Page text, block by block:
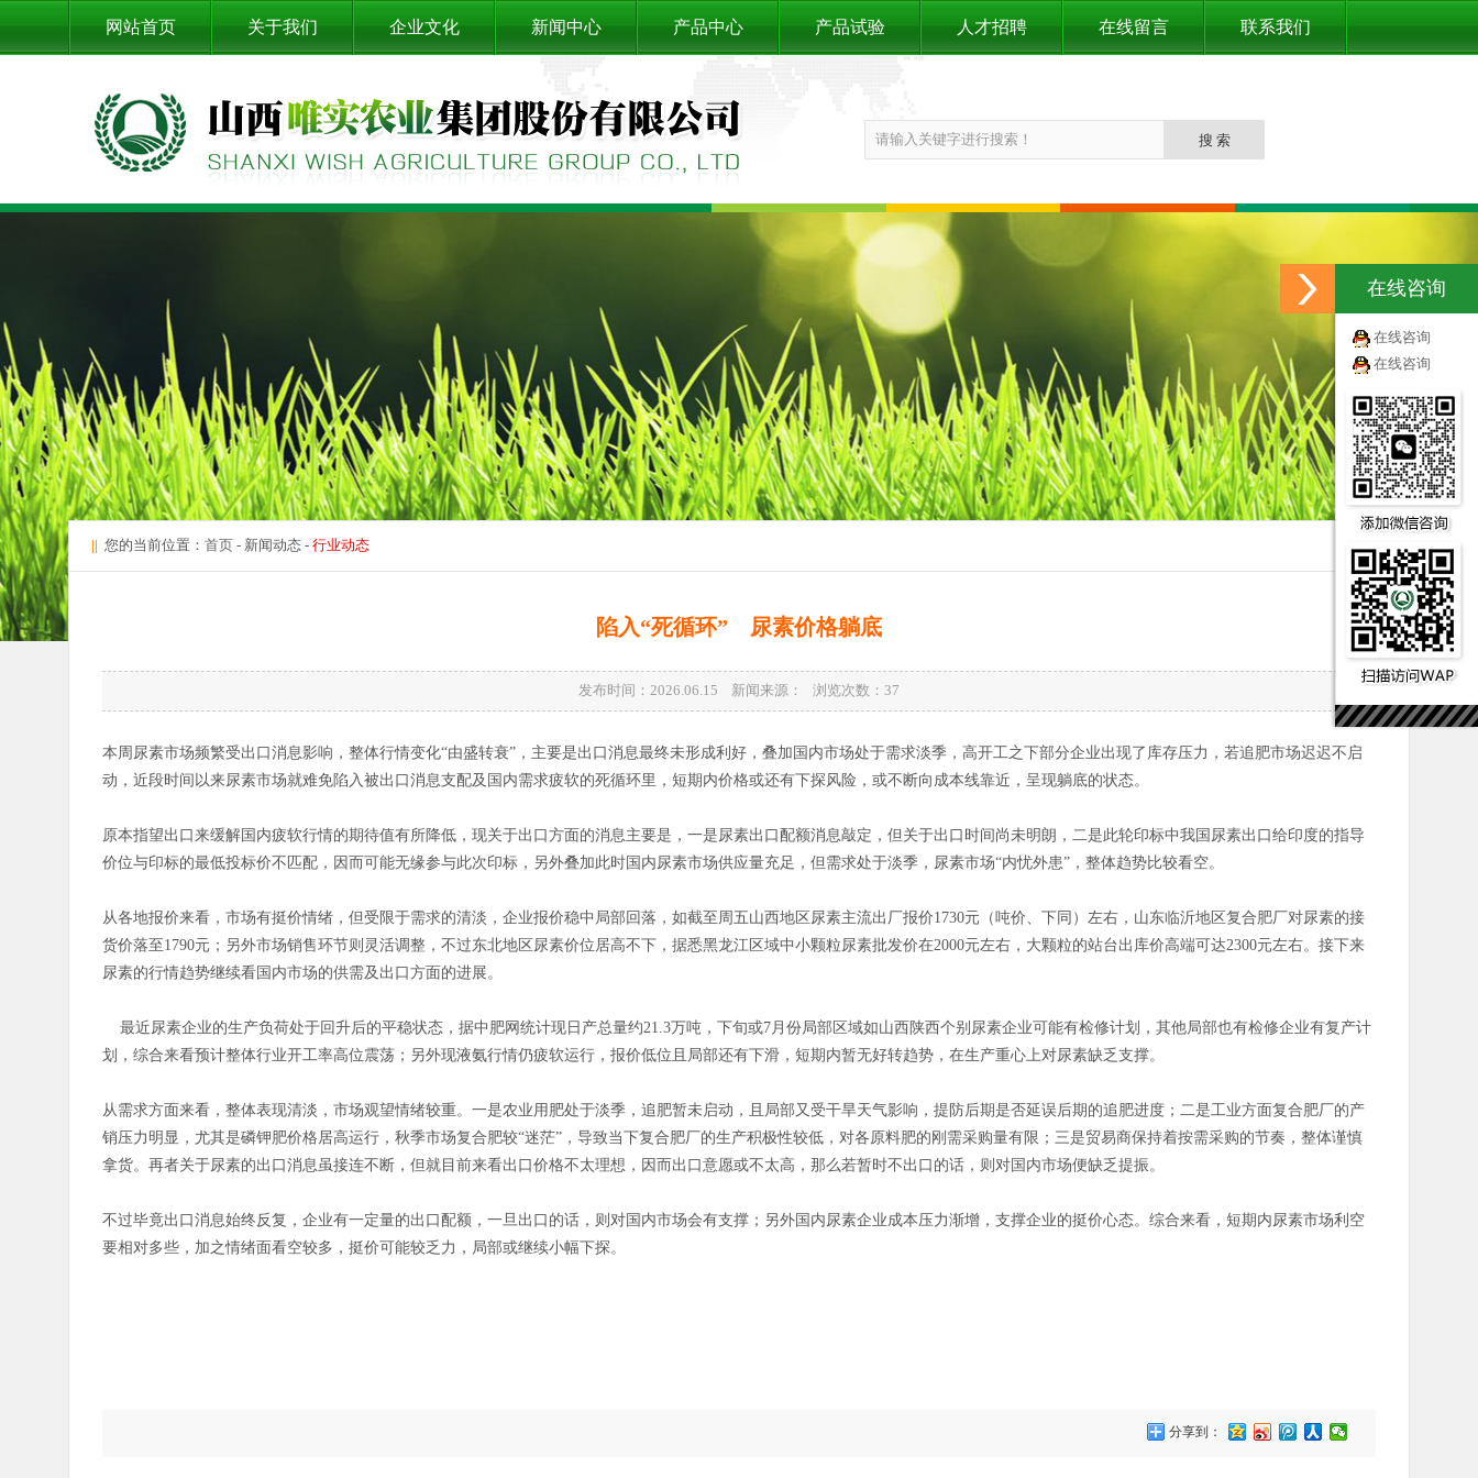
网站首页 关于我们 企业文化 新闻中心 产品中心 产品试验 人才招聘 在线留言 联系我们
|| 您的当前位置： 首页 - 新闻动态 - 行业动态
陷入“死循环” 尿素价格躺底
发布时间：2026.06.15 新闻来源： 浏览次数： 37
本周尿素市场频繁受出口消息影响，整体行情变化“由盛转衰”，主要是出口消息最终未形成利好，叠加国内市场处于需求淡季，高开工之下部分企业出现了库存压力，若追肥市场迟迟不启
动，近段时间以来尿素市场就难免陷入被出口消息支配及国内需求疲软的死循环里，短期内价格或还有下探风险，或不断向成本线靠近，呈现躺底的状态。
原本指望出口来缓解国内疲软行情的期待值有所降低，现关于出口方面的消息主要是，一是尿素出口配额消息敲定，但关于出口时间尚未明朗，二是此轮印标中我国尿素出口给印度的指导
价位与印标的最低投标价不匹配，因而可能无缘参与此次印标，另外叠加此时国内尿素市场供应量充足，但需求处于淡季，尿素市场“内忧外患”，整体趋势比较看空。
从各地报价来看，市场有挺价情绪，但受限于需求的清淡，企业报价稳中局部回落，如截至周五山西地区尿素主流出厂报价1730元（吨价、下同）左右，山东临沂地区复合肥厂对尿素的接
货价落至1790元；另外市场销售环节则灵活调整，不过东北地区尿素价位居高不下，据悉黑龙江区域中小颗粒尿素批发价在2000元左右，大颗粒的站台出库价高端可达2300元左右。接下来
尿素的行情趋势继续看国内市场的供需及出口方面的进展。
最近尿素企业的生产负荷处于回升后的平稳状态，据中肥网统计现日产总量约21.3万吨，下旬或7月份局部区域如山西陕西个别尿素企业可能有检修计划，其他局部也有检修企业有复产计
划，综合来看预计整体行业开工率高位震荡；另外现液氨行情仍疲软运行，报价低位且局部还有下滑，短期内暂无好转趋势，在生产重心上对尿素缺乏支撑。
从需求方面来看，整体表现清淡，市场观望情绪较重。一是农业用肥处于淡季，追肥暂未启动，且局部又受干旱天气影响，提防后期是否延误后期的追肥进度；二是工业方面复合肥厂的产
销压力明显，尤其是磷钾肥价格居高运行，秋季市场复合肥较“迷茫”，导致当下复合肥厂的生产积极性较低，对各原料肥的刚需采购量有限；三是贸易商保持着按需采购的节奏，整体谨慎
拿货。再者关于尿素的出口消息虽接连不断，但就目前来看出口价格不太理想，因而出口意愿或不太高，那么若暂时不出口的话，则对国内市场便缺乏提振。
不过毕竟出口消息始终反复，企业有一定量的出口配额，一旦出口的话，则对国内市场会有支撑；另外国内尿素企业成本压力渐增，支撑企业的挺价心态。综合来看，短期内尿素市场利空
要相对多些，加之情绪面看空较多，挺价可能较乏力，局部或继续小幅下探。
分享到：
在线咨询
在线咨询
在线咨询